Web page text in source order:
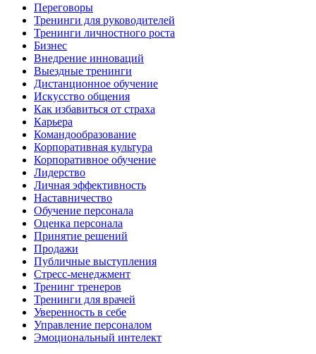
Переговоры
Тренинги для руководителей
Тренинги личностного роста
Бизнес
Внедрение инноваций
Выездные тренинги
Дистанционное обучение
Искусство общения
Как избавиться от страха
Карьера
Командообразование
Корпоративная культура
Корпоративное обучение
Лидерство
Личная эффективность
Наставничество
Обучение персонала
Оценка персонала
Принятие решений
Продажи
Публичные выступления
Стресс-менеджмент
Тренинг тренеров
Тренинги для врачей
Уверенность в себе
Управление персоналом
Эмоциональный интелект